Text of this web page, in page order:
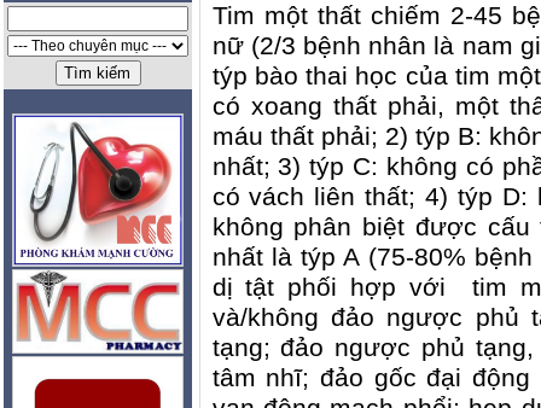
Tim một thất chiếm 2-45
nữ (2/3 bệnh nhân là nam
týp bào thai học của tim
có xoang thất phải, một
máu thất phải; 2) týp B:
nhất; 3) týp C: không có
có vách liên thất; 4) týp D:
không phân biệt được
nhất là týp A (75-80%
dị tật phối hợp với
tim
và/không đảo ngược phủ
tạng; đảo ngược phủ
tâm nhĩ; đảo gốc đại